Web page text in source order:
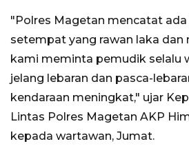
"Polres Magetan mencatat ada
setempat yang rawan laka dan
kami meminta pemudik selalu
jelang lebaran dan pasca-
kendaraan meningkat," ujar
Lintas Polres Magetan AKP
kepada wartawan, Jumat.